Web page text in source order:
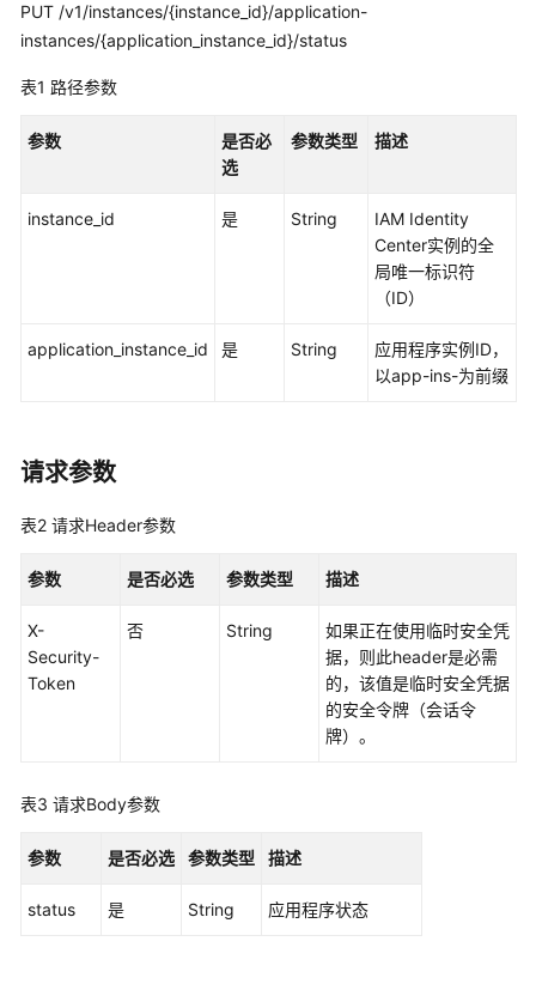
何
调
API
实
实
制
性
理
PUT /v1/instances/{instance_id}/application-
instances/{application_instance_id}/status
表1 路径参数
参数
是否必
选
参数类型 描述
instance_id 是 String
IAM Identity
Center实例的全
局唯一标识符
（ID）
application_instance_id 是 String
应用程序实例ID，
以app-ins-为前缀
请求参数
表2 请求Header参数
参数 是否必选 参数类型 描述
X-
Security-
Token
否 String
如果正在使用临时安全凭
据，则此header是必需
的，该值是临时安全凭据
的安全令牌（会话令
牌）。
表3 请求Body参数
参数 是否必选 参数类型 描述
status 是 String 应用程序状态